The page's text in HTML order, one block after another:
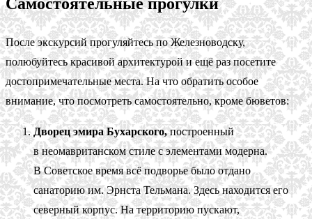
Самостоятельные прогулки
После экскурсий прогуляйтесь по Железноводску,
полюбуйтесь красивой архитектурой и ещё раз посетите
достопримечательные места. На что обратить особое
внимание, что посмотреть самостоятельно, кроме бюветов:
Дворец эмира Бухарского,построенный
в неомавританском стиле с элементами модерна.
В Советское время всё подворье было отдано
санаторию им. Эрнста Тельмана. Здесь находится его
северный корпус. На территорию пускают,